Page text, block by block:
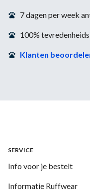
7 dagen per week
100%
Klanten
SERVICE
Info voor je bestelt
Informatie Ruffwear